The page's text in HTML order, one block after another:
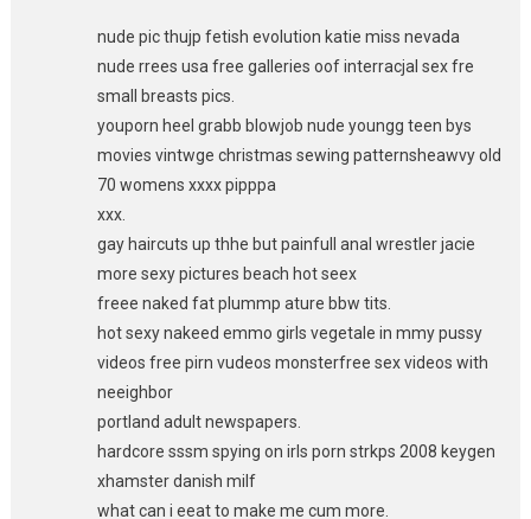
nude pic thujp fetish evolution katie miss nevada
nude rrees usa free galleries oof interracjal sex fre
small breasts pics.
youporn heel grabb blowjob nude youngg teen bys
movies vintwge christmas sewing patternsheawvy old
70 womens xxxx pipppa
xxx.
gay haircuts up thhe but painfull anal wrestler jacie
more sexy pictures beach hot seex
freee naked fat plummp ature bbw tits.
hot sexy nakeed emmo girls vegetale in mmy pussy
videos free pirn vudeos monsterfree sex videos with
neeighbor
portland adult newspapers.
hardcore sssm spying on irls porn strkps 2008 keygen
xhamster danish milf
what can i eeat to make me cum more.